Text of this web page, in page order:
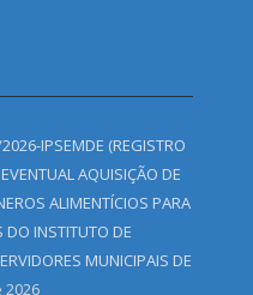
IPSEMDE (REGISTRO
AQUISIÇÃO DE
ALIMENTÍCIOS PARA
DO INSTITUTO DE
MUNICIPAIS DE
2026